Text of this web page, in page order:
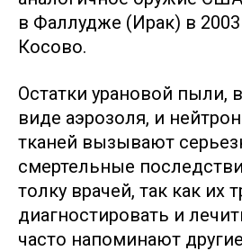
в Фаллудже (Ирак) в 2003
Косово.
Остатки урановой пыли,
виде аэрозоля, и
тканей вызывают
смертельные
толку врачей, так как их
диагностировать и
часто напоминают